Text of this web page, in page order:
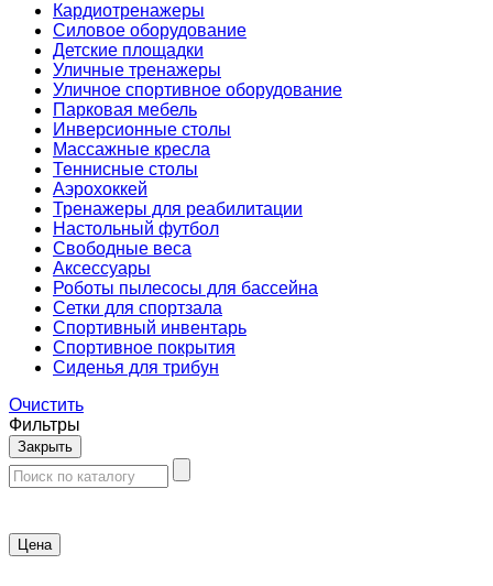
Кардиотренажеры
Силовое оборудование
Детские площадки
Уличные тренажеры
Уличное спортивное оборудование
Парковая мебель
Инверсионные столы
Массажные кресла
Теннисные столы
Аэрохоккей
Тренажеры для реабилитации
Настольный футбол
Свободные веса
Аксессуары
Роботы пылесосы для бассейна
Сетки для спортзала
Спортивный инвентарь
Спортивное покрытия
Сиденья для трибун
Очистить
Фильтры
Закрыть
Цена